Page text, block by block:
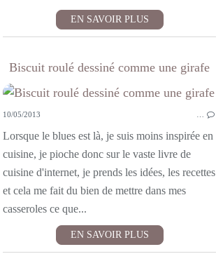
EN SAVOIR PLUS
Biscuit roulé dessiné comme une girafe
10/05/2013
Lorsque le blues est là, je suis moins inspirée en
cuisine, je pioche donc sur le vaste livre de
cuisine d'internet, je prends les idées, les recettes
et cela me fait du bien de mettre dans mes
casseroles ce que...
EN SAVOIR PLUS